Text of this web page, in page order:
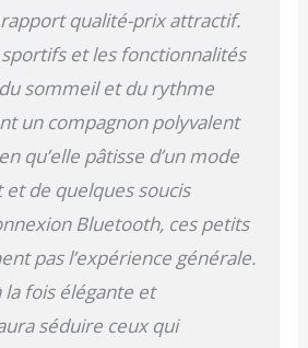
inquiétez plus des
recharges constantes :
offre une autonomie
impressionnante pour
suivre votre emploi du
temps chargé. Équipée
d'une batterie haute
capacité de 530 mAh,
elle dure toute la
journée et au-delà. Et
en seulement 2,5 heures,
vous êtes toujours prêt
qualité-prix attractif.
et les fonctionnalités
sommeil et du rythme
un compagnon polyvalent
qu’elle pâtisse d’un mode
et de quelques soucis
Bluetooth, ces petits
pas l’expérience générale.
fois élégante et
séduire ceux qui